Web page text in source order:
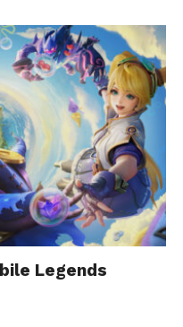
Legends